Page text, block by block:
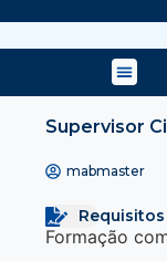
Supervisor
mabmaster
Requisitos
Formação